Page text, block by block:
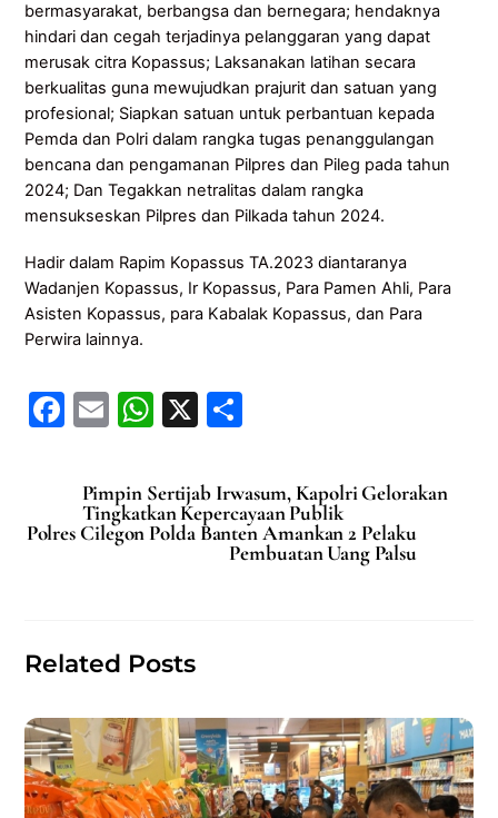
bermasyarakat, berbangsa dan bernegara; hendaknya
hindari dan cegah terjadinya pelanggaran yang dapat
merusak citra Kopassus; Laksanakan latihan secara
berkualitas guna mewujudkan prajurit dan satuan yang
profesional; Siapkan satuan untuk perbantuan kepada
Pemda dan Polri dalam rangka tugas penanggulangan
bencana dan pengamanan Pilpres dan Pileg pada tahun
2024; Dan Tegakkan netralitas dalam rangka
mensukseskan Pilpres dan Pilkada tahun 2024.
Hadir dalam Rapim Kopassus TA.2023 diantaranya
Wadanjen Kopassus, Ir Kopassus, Para Pamen Ahli, Para
Asisten Kopassus, para Kabalak Kopassus, dan Para
Perwira lainnya.
F
c
e
b
k
E
ai
l
W
at
s
A
X
ar
e
Pimpin Sertijab Irwasum, Kapolri Gelorakan
Tingkatkan Kepercayaan Publik
Polres Cilegon Polda Banten Amankan 2 Pelaku
Pembuatan Uang Palsu
Related Posts